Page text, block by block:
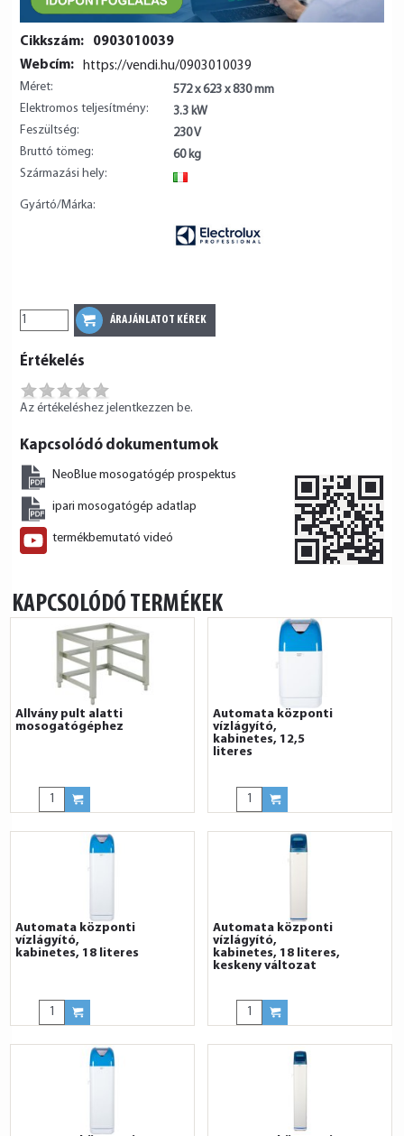
Cikkszám:
0903010039
Webcím:
https://vendi.hu/0903010039
Méret:
572 x 623 x 830 mm
Elektromos teljesítmény:
3.3 kW
Feszültség:
230 V
Bruttó tömeg:
60 kg
Származási hely:
Gyártó/Márka:
Értékelés
Az értékeléshez jelentkezzen be.
Kapcsolódó dokumentumok
NeoBlue mosogatógép prospektus
ipari mosogatógép adatlap
termékbemutató videó
KAPCSOLÓDÓ TERMÉKEK
Állvány pult alatti
mosogatógéphez
Automata központi
vízlágyító,
kabinetes, 12,5
literes
Automata központi
vízlágyító,
kabinetes, 18 literes
Automata központi
vízlágyító,
kabinetes, 18 literes,
keskeny változat